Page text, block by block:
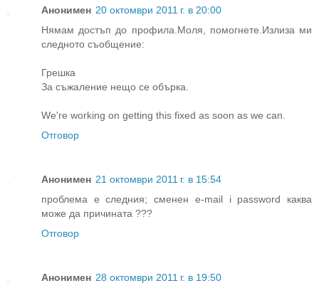
Анонимен 20 октомври 2011 г. в 20:00
Нямам достъп до профила.Моля, помогнете.Излиза ми
следното съобщение:
Грешка
За съжаление нещо се обърка.
We're working on getting this fixed as soon as we can.
Отговор
Анонимен 21 октомври 2011 г. в 15:54
проблема е следния; сменен е-mail i password каква
може да причината ???
Отговор
Анонимен 28 октомври 2011 г. в 19:50